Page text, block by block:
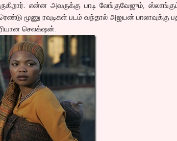
என்ன அவருக்கு பாடி லேங்குவேஜும்,
மூணு ரவுடிகள் படம் வந்தால் அஜயன் பாலாவுக்கு
செலக்‌ஷன்.